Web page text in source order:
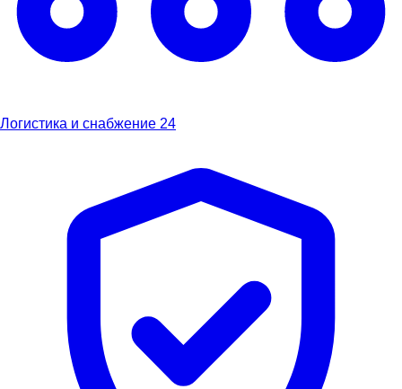
Логистика и снабжение 24